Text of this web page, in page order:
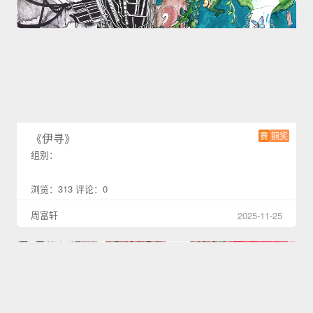
铜奖
赛
《伊寻》
组别：
浏览：313 评论：0
周富轩
2025-11-25